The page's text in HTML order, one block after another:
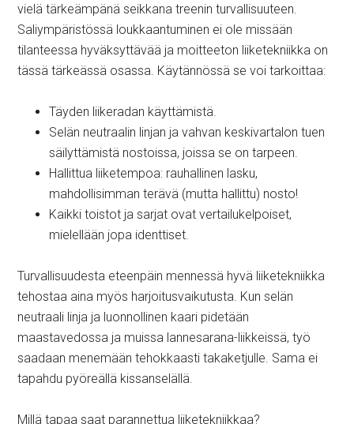
vielä tärkeämpänä seikkana treenin turvallisuuteen.
Saliympäristössä loukkaantuminen ei ole missään
tilanteessa hyväksyttävää ja moitteeton liiketekniikka on
tässä tärkeässä osassa. Käytännössä se voi tarkoittaa:
Täyden liikeradan käyttämistä.
Selän neutraalin linjan ja vahvan keskivartalon tuen
säilyttämistä nostoissa, joissa se on tarpeen.
Hallittua liiketempoa: rauhallinen lasku,
mahdollisimman terävä (mutta hallittu) nosto!
Kaikki toistot ja sarjat ovat vertailukelpoiset,
mielellään jopa identtiset.
Turvallisuudesta eteenpäin mennessä hyvä liiketekniikka
tehostaa aina myös harjoitusvaikutusta. Kun selän
neutraali linja ja luonnollinen kaari pidetään
maastavedossa ja muissa lannesarana-liikkeissä, työ
saadaan menemään tehokkaasti takaketjulle. Sama ei
tapahdu pyöreällä kissanselällä.
Millä tapaa saat parannettua liiketekniikkaa?